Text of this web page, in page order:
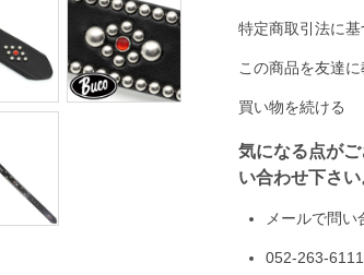
特定商取引法に基
この商品を友達に
買い物を続ける
気になる点が
い合わせ下さい
メールで問い
052-263-6111